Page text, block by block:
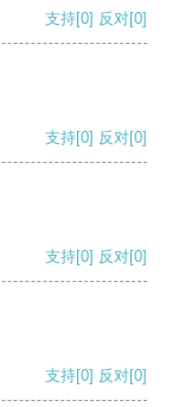
支持[0] 反对[0]
支持[0] 反对[0]
支持[0] 反对[0]
支持[0] 反对[0]